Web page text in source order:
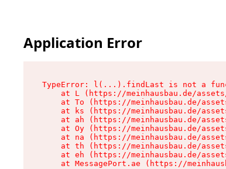
Application Error
TypeError: l(...).findLast is not a
at L (https://meinhausbau.de/
at To (https://meinhausbau.de/
at ks (https://meinhausbau.de/
at ah (https://meinhausbau.de/
at Oy (https://meinhausbau.de/
at na (https://meinhausbau.de/
at th (https://meinhausbau.de/
at eh (https://meinhausbau.de/
at MessagePort.ae (https://